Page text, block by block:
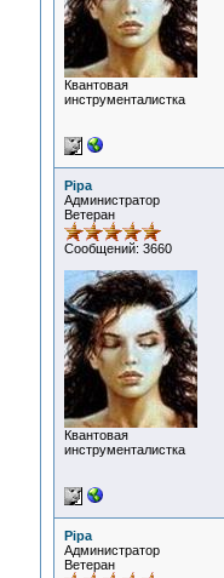
Квантовая
инструменталистка
Pipa
Администратор
Ветеран
Сообщений: 3660
Квантовая
инструменталистка
Pipa
Администратор
Ветеран